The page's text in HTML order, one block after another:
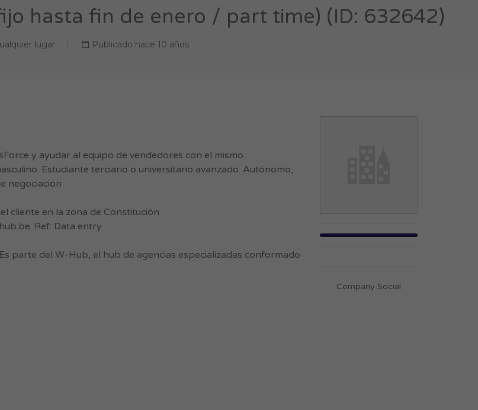
hasta fin de enero / part time) (ID: 632642)
lugar Publicado hace 10 años
y ayudar al equipo de vendedores con el mismo.
Estudiante terciario o universitario avanzado. Autónomo,
negociación
cliente en la zona de Constitución
. Ref: Data entry
parte del W-Hub, el hub de agencias especializadas conformado
Company Social